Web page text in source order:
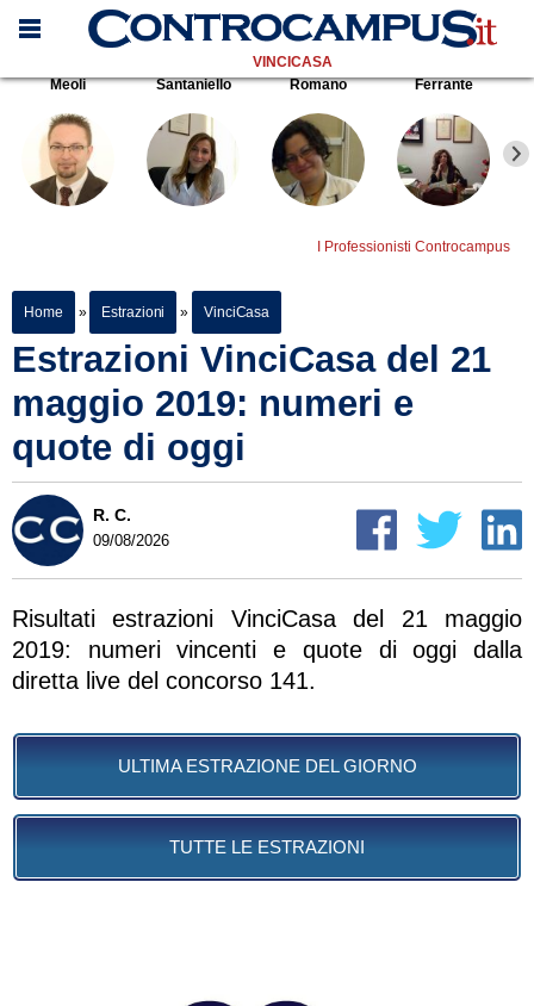
VINCICASA
Meoli
Santaniello Romano Ferrante
I Professionisti Controcampus
Home » Estrazioni » VinciCasa
Estrazioni VinciCasa del 21
maggio 2019: numeri e
quote di oggi
R. C.
09/08/2026
Risultati estrazioni VinciCasa del 21 maggio
2019: numeri vincenti e quote di oggi dalla
diretta live del concorso 141.
ULTIMA ESTRAZIONE DEL GIORNO
TUTTE LE ESTRAZIONI